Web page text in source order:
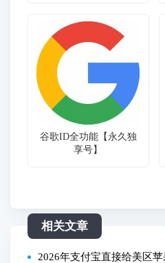
谷歌ID全功能【永久独
享号】
相关文章
2026年支付宝直接给美区